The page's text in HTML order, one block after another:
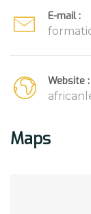
E-mail :
Website :
Maps